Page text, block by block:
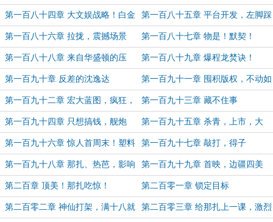
事！
第一百八十四章 大文娱战略！白金
大神的幻想！
第一百八十五章 平台开发，左脚踩
右脚
第一百八十六章 拉拢，震撼场景 第一百八十七章 物是！默契！
第一百八十八章 来自华盛顿的压
力！
第一百八十九章 爆程龙焚诀！
第一百九十章 反差的沈逸达 第一百九十一章 囤积版权，不动如
山
第一百九十二章 宏大蓝图，疯狂，
扶持对手
第一百九十三章 藏不住事
第一百九十四章 只想搞钱，舰炮
戏，确定剧情
第一百九十五章 杀青，上市，大
卖，赚钱
第一百九十六章 惊人首周末！塑料
姐妹！
第一百九十七章 敲打，得子
第一百九十八章 那扎、热芭，影响
力体现
第一百九十九章 首映，边疆四美
第二百章 顶美！那扎吃惊！ 第二百零一章 锁定目标
第二百零二章 神仙打架，满十八就 第二百零三章 给那扎上一课，激烈